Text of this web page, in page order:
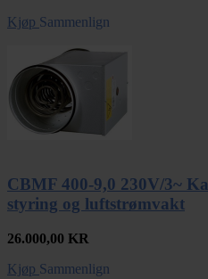
Kjøp Sammenlign
CBMF 400-9,0 230V/3~
styring og luftstrømvakt
26.000,00 KR
Kjøp Sammenlign